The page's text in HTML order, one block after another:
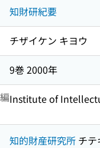
知財研紀要
チザイケン キヨウ
9巻 2000年
Institute of
知的財産研究所 チテ